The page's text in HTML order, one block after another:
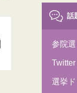
話
参院選
Twitter
選挙